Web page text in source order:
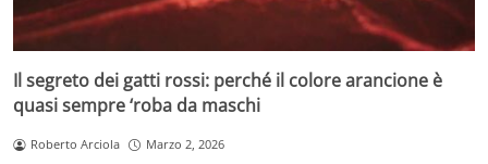
Il segreto dei gatti rossi: perché il colore arancione è
quasi sempre ‘roba da maschi
Roberto Arciola Marzo 2, 2026